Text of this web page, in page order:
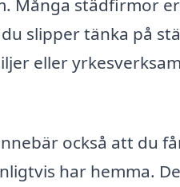
Många städfirmor
slipper tänka på
eller
också att du
har hemma.